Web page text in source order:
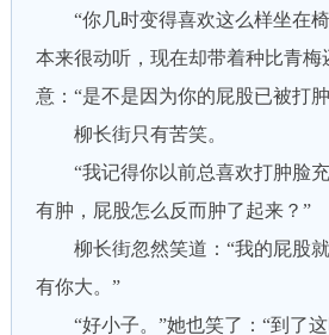
“你几时变得喜欢这么样坐在椅
本来很动听，现在却带着种比青梅
意：“是不是因为你的屁股已被打
柳长街只有苦笑。
“我记得你以前总喜欢打肿脸充
有肿，屁股怎么反而肿了起来？”
柳长街忽然笑道：“我的屁股就
有你大。”
“好小子。”她也笑了：“到了这